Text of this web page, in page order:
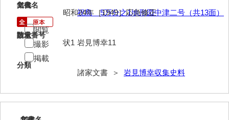
鍛冶利吉文書
堅田家文書（山口市）
11
文書名
祝島 5万分之1地形図中津二号（共13面）
請求番号
岩見博幸11
分類
諸家文書 ＞ 岩見博幸収集史料
年代
昭和24年［1949］応急修正
数量
状1
閲覧
撮影
掲載